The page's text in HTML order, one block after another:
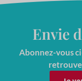
Envie
Abonnez-vous